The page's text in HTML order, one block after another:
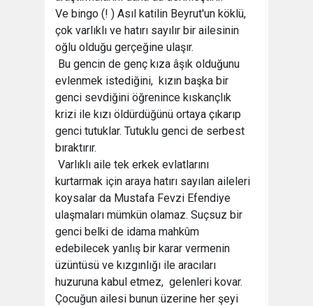
Ve bingo (! ) Asıl katilin Beyrut'un köklü,
çok varlıklı ve hatırı sayılır bir ailesinin
oğlu olduğu gerçeğine ulaşır.
Bu gencin de genç kıza âşık olduğunu
evlenmek istediğini, kızın başka bir
genci sevdiğini öğrenince kıskançlık
krizi ile kızı öldürdüğünü ortaya çıkarıp
genci tutuklar. Tutuklu genci de serbest
bıraktırır.
Varlıklı aile tek erkek evlatlarını
kurtarmak için araya hatırı sayılan aileleri
koysalar da Mustafa Fevzi Efendiye
ulaşmaları mümkün olamaz. Suçsuz bir
genci belki de idama mahkûm
edebilecek yanlış bir karar vermenin
üzüntüsü ve kızgınlığı ile aracıları
huzuruna kabul etmez, gelenleri kovar.
Çocuğun ailesi bunun üzerine her şeyi